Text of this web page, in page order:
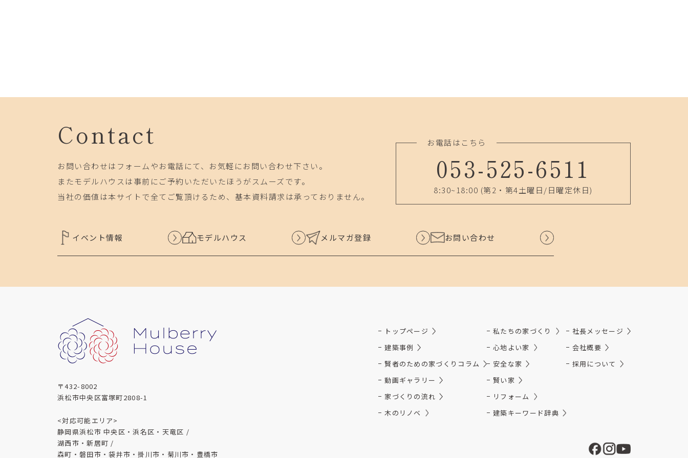
Contact
お問い合わせはフォームやお電話にて、お気軽にお問い合わせ下さい。
またモデルハウスは事前にご予約いただいたほうがスムーズです。
当社の価値は本サイトで全てご覧頂けるため、基本資料請求は承っておりません。
お電話はこちら
053-525-6511
8:30~18:00 (第2・第4土曜日/日曜定休日)
イベント情報 モデルハウス メルマガ登録 お問い合わせ
〒432-8002
浜松市中央区富塚町2808-1
<対応可能エリア>
静岡県浜松市 中央区・浜名区・天竜区 /
湖西市・新居町 /
森町・磐田市・袋井市・掛川市・菊川市・豊橋市
トップページ
建築事例
賢者のための家づくりコラム
動画ギャラリー
家づくりの流れ
木のリノベ
私たちの家づくり
心地よい家
安全な家
賢い家
リフォーム
建築キーワード辞典
社長メッセージ
会社概要
採用について